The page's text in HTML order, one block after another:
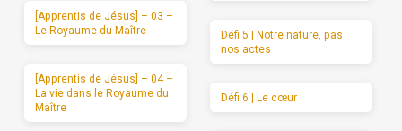
[Apprentis de Jésus] – 03 –
Le Royaume du Maître
[Apprentis de Jésus] – 04 –
La vie dans le Royaume du
Maître
Défi 5 | Notre nature, pas
nos actes
Défi 6 | Le cœur